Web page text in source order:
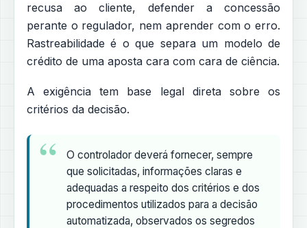
recusa ao cliente, defender a concessão
perante o regulador, nem aprender com o erro.
Rastreabilidade é o que separa um modelo de
crédito de uma aposta cara com cara de ciência.
A exigência tem base legal direta sobre os
critérios da decisão.
O controlador deverá fornecer, sempre
que solicitadas, informações claras e
adequadas a respeito dos critérios e dos
procedimentos utilizados para a decisão
automatizada, observados os segredos